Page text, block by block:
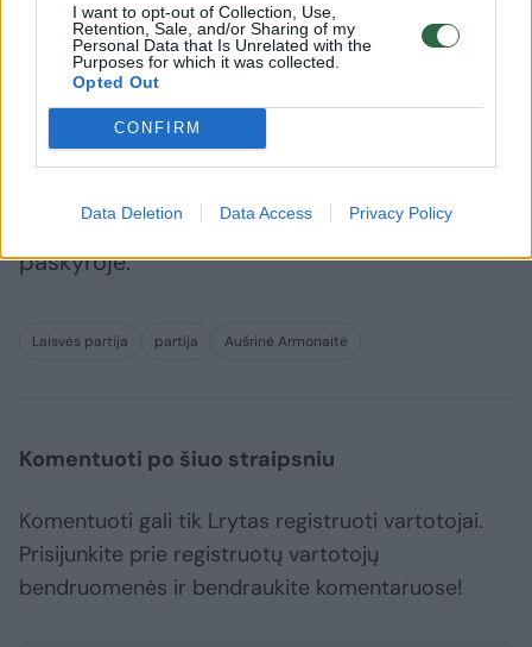
I want to opt-out of Collection, Use,
Retention, Sale, and/or Sharing of my
Personal Data that Is Unrelated with the
Purposes for which it was collected.
Opted Out
CONFIRM
Data Deletion Data Access Privacy Policy
Linkime naujai komandai daug ryžto ir
užsidegimo, vedant į priekį didžiausią Laisvės
– rašoma Laisvės partijos „Facebook“
paskyroje.
Laisvės partija partija Aušrinė Armonaitė
Komentuoti po šiuo straipsniu
Komentuoti gali tik Lrytas registruoti vartotojai.
Prisijunkite prie registruotų vartotojų
bendruomenės ir bendraukite komentaruose!